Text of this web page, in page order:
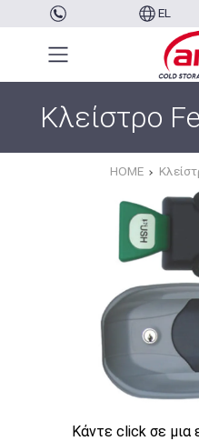
EL
Κλείστρο
HOME
Κάντε click σε μια